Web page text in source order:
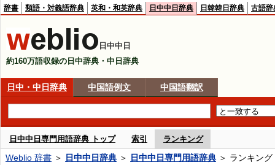
辞書 類語・対義語辞典 英和・和英辞典 日中中日辞典 日韓韓日辞典 古語辞
日中中日
約160万語収録の日中辞典・中日辞典
日中・中日辞典 中国語例文 中国語翻訳
日中中日専門用語辞典 トップ 索引 ランキング
Weblio 辞書 ＞ 日中中日辞典 ＞ 日中中日専門用語辞典 ＞ ランキング